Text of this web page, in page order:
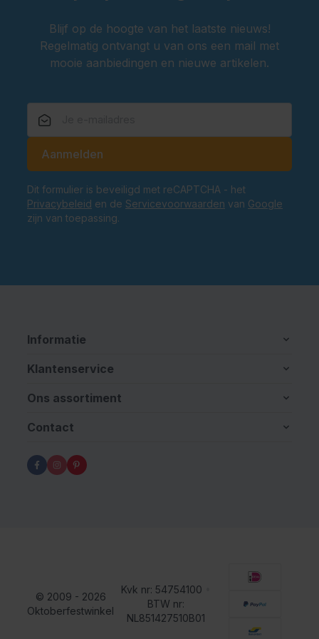
Controleer daarom altijd de specificaties van het
product voordat je bestelt.
Traditionele lederhose voor heren
Comfortabele pasvorm
Geschikt voor het Oktoberfest
Ideaal voor themafeesten en carnaval
Klassieke Tiroler uitstraling
Oktoberfestwinkel.nl jouw specialist in lederhosen.
Blijf op de hoogte van het laatste nieuws!
Regelmatig ontvangt u van ons een mail met
mooie aanbiedingen en nieuwe artikelen.
Aanmelden
Dit formulier is beveiligd met reCAPTCHA - het
Privacybeleid en de Servicevoorwaarden van Google
zijn van toepassing.
Informatie
Klantenservice
Ons assortiment
Contact
© 2009 - 2026
Oktoberfestwinkel
Kvk nr: 54754100
BTW nr:
NL851427510B01